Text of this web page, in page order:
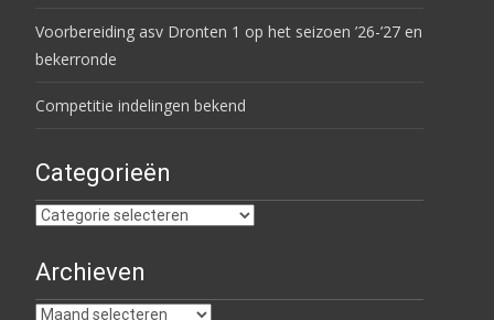
Voorbereiding asv Dronten 1 op het seizoen ’26-’27 en
bekerronde
Competitie indelingen bekend
Categorieën
Categorieën
Archieven
Archieven